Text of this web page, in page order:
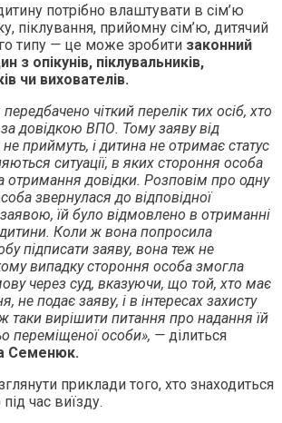
потрібно влаштувати в сім’ю
піклування, прийомну сім’ю, дитячий
типу — це може зробити законний
з опікунів, піклувальників,
чи вихователів.
чіткий перелік тих осіб, хто
довідкою ВПО. Тому заяву від
приймуть, і дитина не отримає статус
ситуації, в яких стороння особа
довідки. Розповім про одну
звернулася до відповідної
їй було відмовлено в отриманні
Коли ж вона попросила
підписати заяву, вона теж не
випадку стороння особа змогла
через суд, вказуючи, що той, хто має
не подає заяву, і в інтересах захисту
таки вирішити питання про надання їй
переміщеної особи», — ділиться
Семенюк.
приклади того, хто знаходиться
час виїзду.